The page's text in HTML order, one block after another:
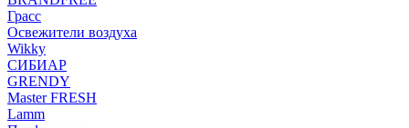
Грасс
Освежители воздуха
Wikky
СИБИАР
GRENDY
Master FRESH
Lamm